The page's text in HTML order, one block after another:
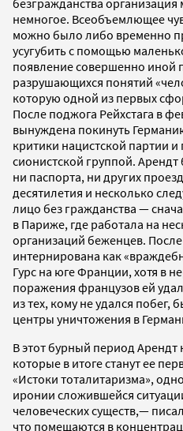
немногое. Всеобъемлющее
можно было либо временно
усугубить с помощью
появление совершенно иной
разрушающихся понятий
которую одной из первых
После поджога Рейхстага в
вынуждена покинуть
критики нацистской партии
сионистской группой.
ни паспорта, ни других
десятилетия и несколько
лицо без гражданства —
в Париже, где работала на
организаций беженцев.
интернирована как
Гурс на юге Франции, хотя в
поражения французов ей
из тех, кому не удался
центры уничтожения в
В этот бурный период Арендт
которые в итоге станут ее
«Истоки тоталитаризма»,
иронии сложившейся
человеческих существ,—
что помещаются в